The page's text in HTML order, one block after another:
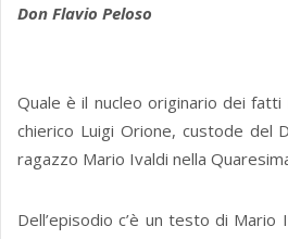
Don Flavio Peloso
Quale è il nucleo originario dei fatti
chierico Luigi Orione, custode del
ragazzo Mario Ivaldi nella
Dell’episodio c’è un testo di